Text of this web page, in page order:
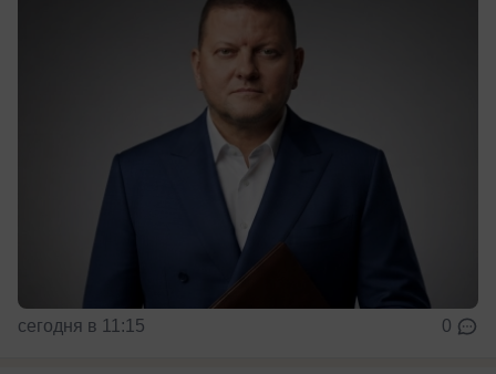
сегодня в 11:15 0